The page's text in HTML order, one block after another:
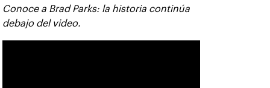
Conoce a Brad Parks: la historia continúa
debajo del video.